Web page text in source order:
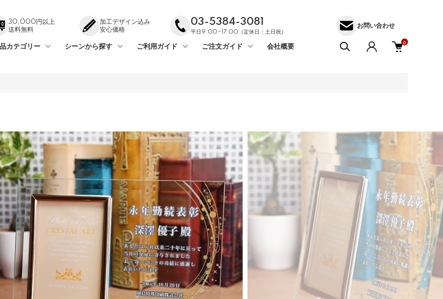
30,000円以上
送料無料
加工デザイン込み
安心価格
03-5384-3081
平日9:00~17:00（定休日：土日祝）
お問い合わせ
カテゴリー シーンから探す ご利用ガイド ご注文ガイド 会社概要
0